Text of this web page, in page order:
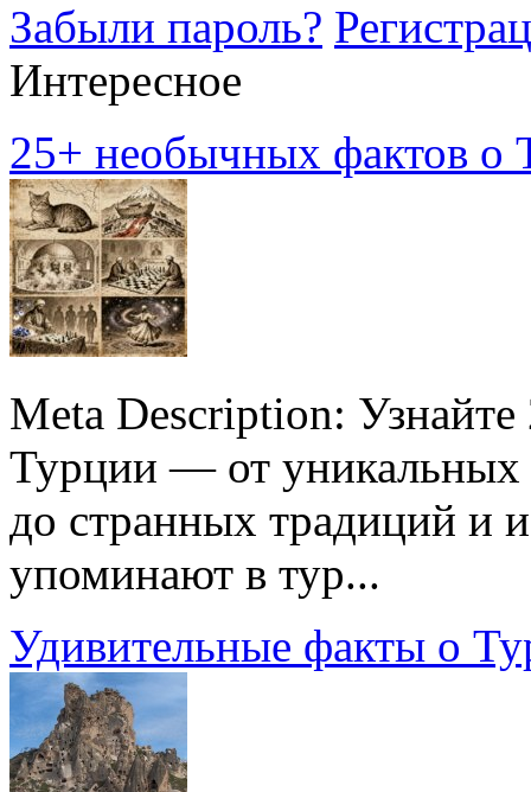
Забыли пароль?
Интересное
25+ необычных фактов о
Meta Description:
Турции — от уникальных
до странных традиций и
упоминают в тур...
Удивительные факты о